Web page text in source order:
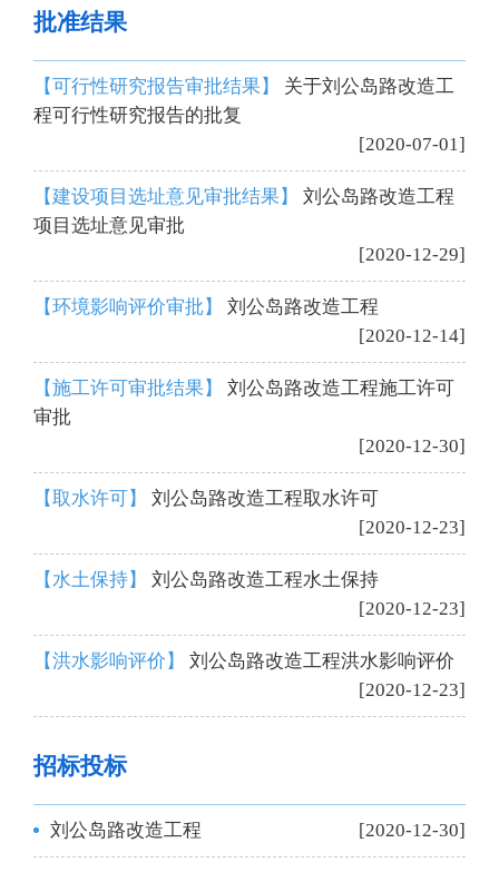
批准结果
【可行性研究报告审批结果】 关于刘公岛路改造工
程可行性研究报告的批复
[2020-07-01]
【建设项目选址意见审批结果】 刘公岛路改造工程
项目选址意见审批
[2020-12-29]
【环境影响评价审批】 刘公岛路改造工程
[2020-12-14]
【施工许可审批结果】 刘公岛路改造工程施工许可
审批
[2020-12-30]
【取水许可】 刘公岛路改造工程取水许可
[2020-12-23]
【水土保持】 刘公岛路改造工程水土保持
[2020-12-23]
【洪水影响评价】 刘公岛路改造工程洪水影响评价
[2020-12-23]
招标投标
刘公岛路改造工程 [2020-12-30]